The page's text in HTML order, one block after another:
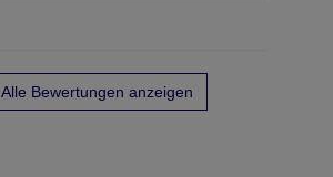
Alle Bewertungen anzeigen